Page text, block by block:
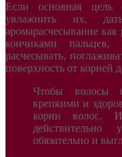
Если основная
увлажнить их,
аромарасчесывание
кончиками пальцев,
расчесывать,
поверхность от корней
Чтобы волосы
крепкими и
корни волос.
обязательно и